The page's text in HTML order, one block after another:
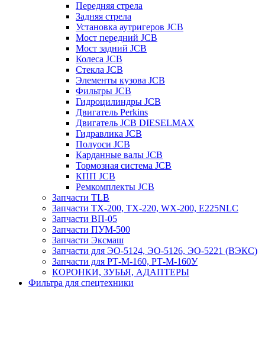
Передняя стрела
Задняя стрела
Установка аутригеров JCB
Мост передний JCB
Мост задний JCB
Колеса JCB
Стекла JCB
Элементы кузова JCB
Фильтры JCB
Гидроцилиндры JCB
Двигатель Perkins
Двигатель JCB DIESELMAX
Гидравлика JCB
Полуоси JCB
Карданные валы JCB
Тормозная система JCB
КПП JCB
Ремкомплекты JCB
Запчасти TLB
Запчасти TX-200, TX-220, WX-200, E225NLC
Запчасти ВП-05
Запчасти ПУМ-500
Запчасти Эксмаш
Запчасти для ЭО-5124, ЭО-5126, ЭО-5221 (ВЭКС)
Запчасти для РТ-М-160, РТ-М-160У
КОРОНКИ, ЗУБЬЯ, АДАПТЕРЫ
Фильтра для спецтехники